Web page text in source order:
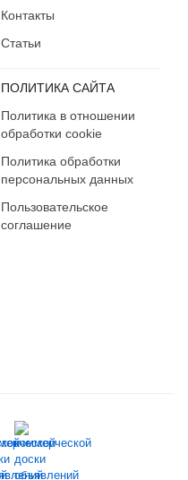
Контакты
Статьи
ПОЛИТИКА САЙТА
Политика в отношении
обработки cookie
Политика обработки
персональных данных
Пользовательское
соглашение